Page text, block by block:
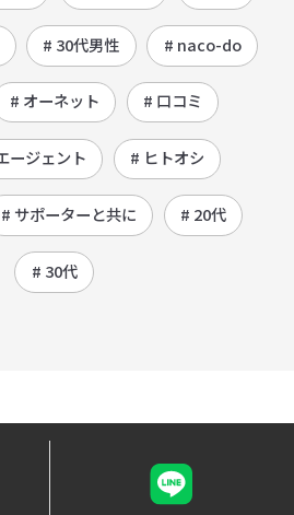
# 30代男性 # naco-do
# オーネット # 口コミ
ージェント # ヒトオシ
# サポーターと共に # 20代
# 30代